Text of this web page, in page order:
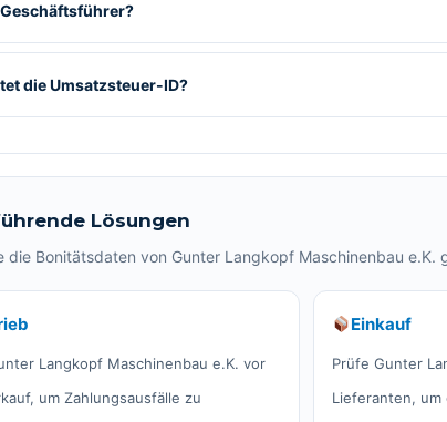
die Umsatzsteuer-ID?
Lösungen
die Bonitätsdaten von Gunter Langkopf Maschinenbau e.K.
Langkopf Maschinenbau e.K. vor
um Zahlungsausfälle zu
Einkauf
Prüfe Gunter
Lieferanten,